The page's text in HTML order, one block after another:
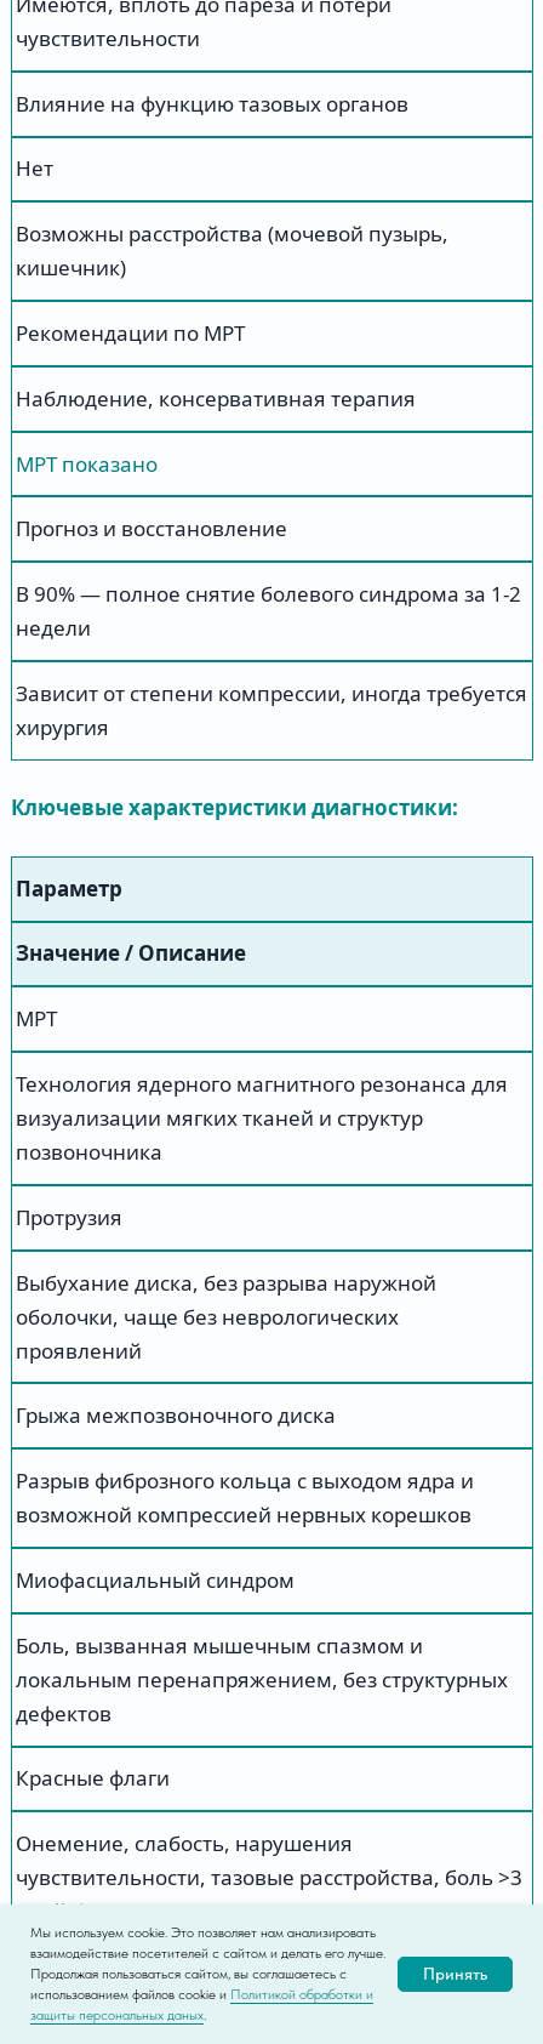
чувствительности
Влияние на функцию тазовых органов
Нет
Возможны расстройства (мочевой пузырь,
кишечник)
Рекомендации по МРТ
Наблюдение, консервативная терапия
МРТ показано
Прогноз и восстановление
В 90% — полное снятие болевого синдрома за 1-2
недели
Зависит от степени компрессии, иногда требуется
хирургия
Ключевые характеристики диагностики:
Параметр
Значение / Описание
МРТ
Технология ядерного магнитного резонанса для
визуализации мягких тканей и структур
позвоночника
Протрузия
Выбухание диска, без разрыва наружной
оболочки, чаще без неврологических
проявлений
Грыжа межпозвоночного диска
Разрыв фиброзного кольца с выходом ядра и
возможной компрессией нервных корешков
Миофасциальный синдром
Боль, вызванная мышечным спазмом и
локальным перенапряжением, без структурных
дефектов
Красные флаги
Онемение, слабость, нарушения
чувствительности, тазовые расстройства, боль >3
дней без улучшения
Мы используем cookie. Это позволяет нам анализировать
взаимодействие посетителей с сайтом и делать его лучше.
Продолжая пользоваться сайтом, вы соглашаетесь с
использованием файлов cookie и Политикой обработки и
защиты персональных даных.
Принять